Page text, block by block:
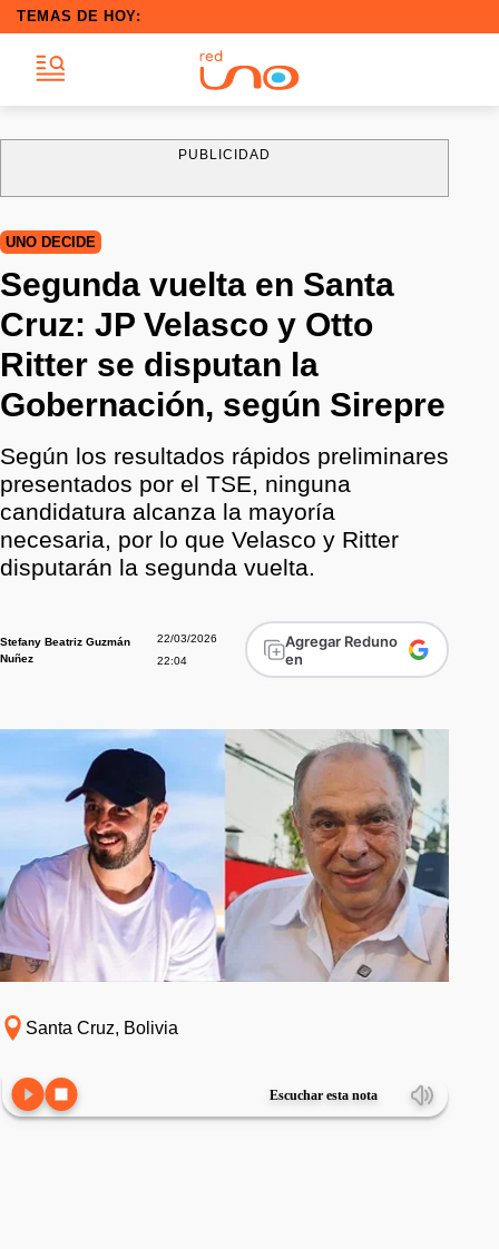
TEMAS DE HOY:
PUBLICIDAD
UNO DECIDE
Segunda vuelta en Santa
Cruz: JP Velasco y Otto
Ritter se disputan la
Gobernación, según Sirepre
Según los resultados rápidos preliminares
presentados por el TSE, ninguna
candidatura alcanza la mayoría
necesaria, por lo que Velasco y Ritter
disputarán la segunda vuelta.
Stefany Beatriz Guzmán
Nuñez
22/03/2026
22:04
Agregar Reduno
en
Santa Cruz, Bolivia
Escuchar esta nota